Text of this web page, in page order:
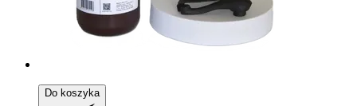
Do koszyka